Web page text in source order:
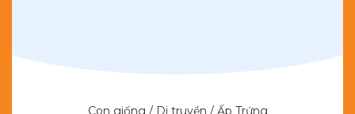
Con giống / Di truyền / Ấp Trứng